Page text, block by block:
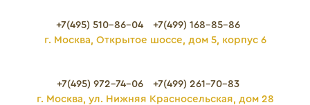
+7(495) 510-86-04
+7(499) 168-85-86
г. Москва, Открытое шоссе, дом 5, корпус 6
+7(495) 972-74-06
+7(499) 261-70-83
г. Москва, ул. Нижняя Красносельская, дом 28